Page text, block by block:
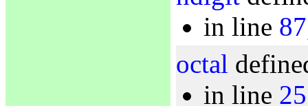
in line 87
octal
in line 25